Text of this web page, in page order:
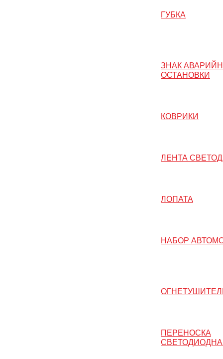
ГУБКА
ЗНАК
ОСТАНОВКИ
КОВРИКИ
ЛЕНТА
ЛОПАТА
НАБОР
ПЕРЕНОСКА